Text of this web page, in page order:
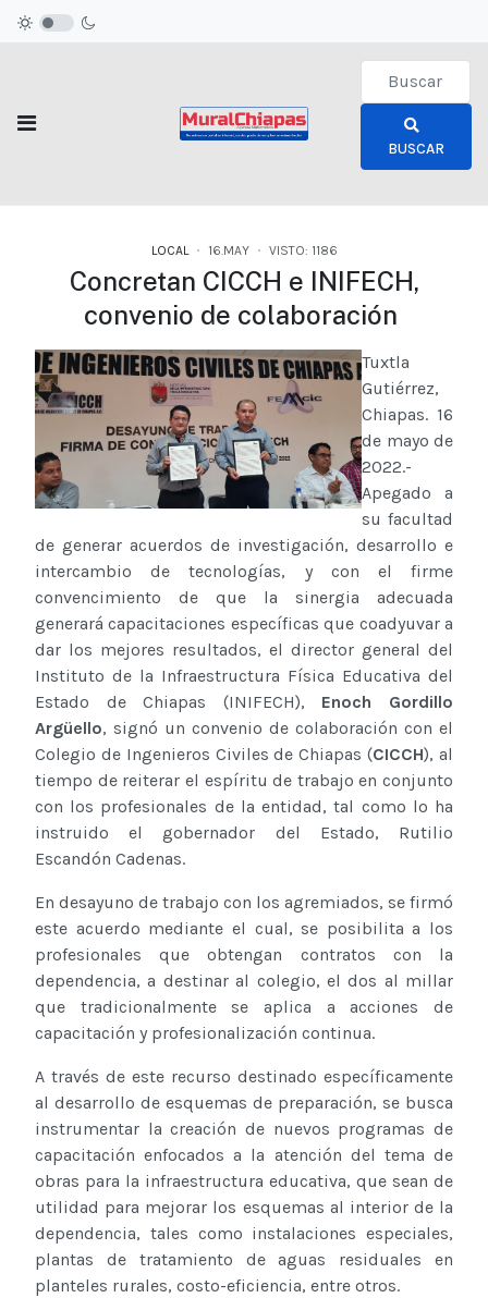
Type 2 or
BUSCAR
LOCAL 16.MAY VISTO: 1186
Concretan CICCH e INIFECH,
convenio de colaboración
Tuxtla
Gutiérrez,
Chiapas. 16
de mayo de
2022.-
Apegado a
su facultad
de generar acuerdos de investigación, desarrollo e
intercambio de tecnologías, y con el firme
convencimiento de que la sinergia adecuada
generará capacitaciones específicas que coadyuvar a
dar los mejores resultados, el director general del
Instituto de la Infraestructura Física Educativa del
Estado de Chiapas (INIFECH), Enoch Gordillo
Argüello, signó un convenio de colaboración con el
Colegio de Ingenieros Civiles de Chiapas (CICCH), al
tiempo de reiterar el espíritu de trabajo en conjunto
con los profesionales de la entidad, tal como lo ha
instruido el gobernador del Estado, Rutilio
Escandón Cadenas.
En desayuno de trabajo con los agremiados, se firmó
este acuerdo mediante el cual, se posibilita a los
profesionales que obtengan contratos con la
dependencia, a destinar al colegio, el dos al millar
que tradicionalmente se aplica a acciones de
capacitación y profesionalización continua.
A través de este recurso destinado específicamente
al desarrollo de esquemas de preparación, se busca
instrumentar la creación de nuevos programas de
capacitación enfocados a la atención del tema de
obras para la infraestructura educativa, que sean de
utilidad para mejorar los esquemas al interior de la
dependencia, tales como instalaciones especiales,
plantas de tratamiento de aguas residuales en
planteles rurales, costo-eficiencia, entre otros.